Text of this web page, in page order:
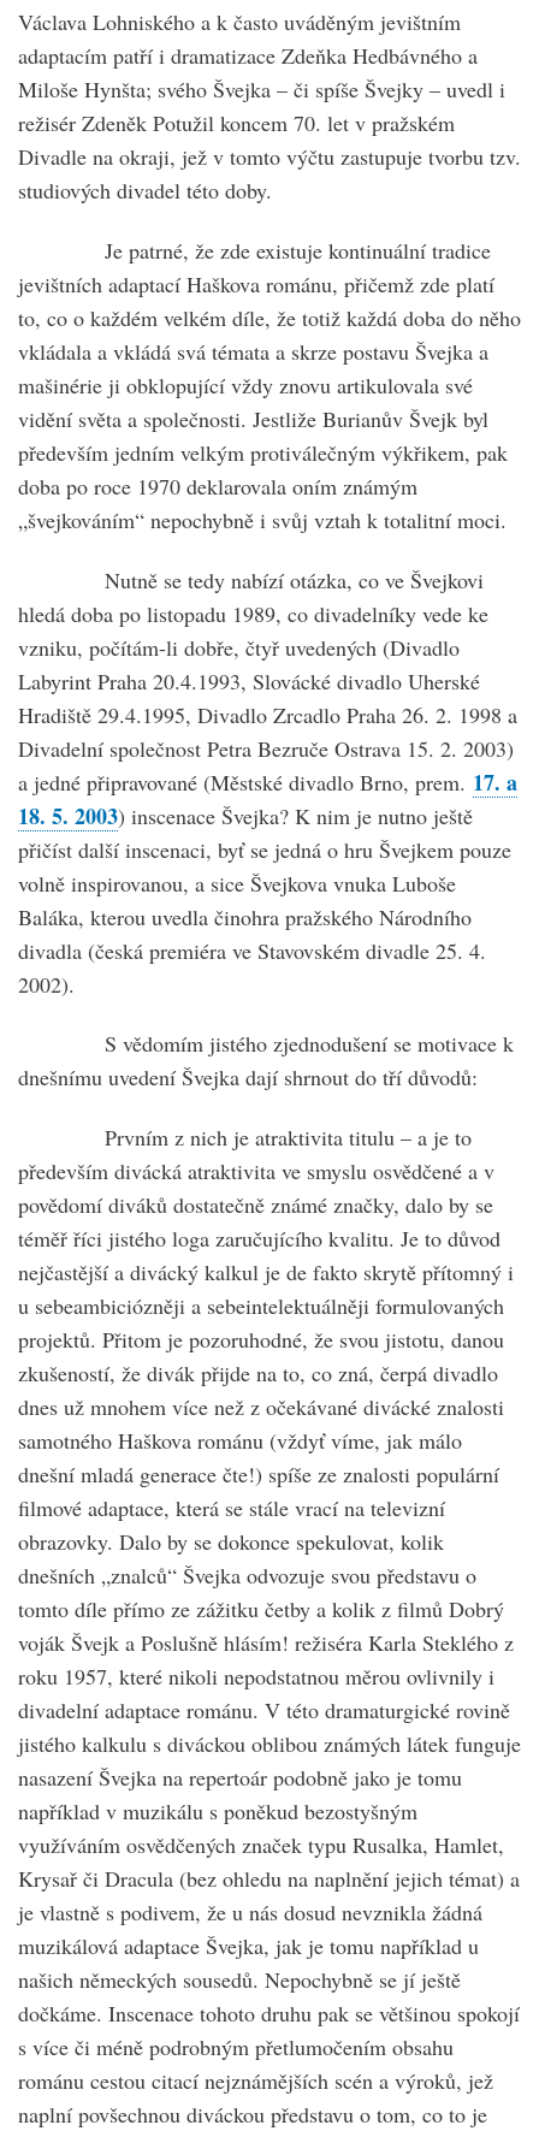
Václava Lohniského a k často uváděným jevištním
adaptacím patří i dramatizace Zdeňka Hedbávného a
Miloše Hynšta; svého Švejka – či spíše Švejky – uvedl i
režisér Zdeněk Potužil koncem 70. let v pražském
Divadle na okraji, jež v tomto výčtu zastupuje tvorbu tzv.
studiových divadel této doby.
Je patrné, že zde existuje kontinuální tradice
jevištních adaptací Haškova románu, přičemž zde platí
to, co o každém velkém díle, že totiž každá doba do něho
vkládala a vkládá svá témata a skrze postavu Švejka a
mašinérie ji obklopující vždy znovu artikulovala své
vidění světa a společnosti. Jestliže Burianův Švejk byl
především jedním velkým protiválečným výkřikem, pak
doba po roce 1970 deklarovala oním známým
„švejkováním“ nepochybně i svůj vztah k totalitní moci.
Nutně se tedy nabízí otázka, co ve Švejkovi
hledá doba po listopadu 1989, co divadelníky vede ke
vzniku, počítám-li dobře, čtyř uvedených (Divadlo
Labyrint Praha 20.4.1993, Slovácké divadlo Uherské
Hradiště 29.4.1995, Divadlo Zrcadlo Praha 26. 2. 1998 a
Divadelní společnost Petra Bezruče Ostrava 15. 2. 2003)
a jedné připravované (Městské divadlo Brno, prem. 17. a
18. 5. 2003) inscenace Švejka? K nim je nutno ještě
přičíst další inscenaci, byť se jedná o hru Švejkem pouze
volně inspirovanou, a sice Švejkova vnuka Luboše
Baláka, kterou uvedla činohra pražského Národního
divadla (česká premiéra ve Stavovském divadle 25. 4.
2002).
S vědomím jistého zjednodušení se motivace k
dnešnímu uvedení Švejka dají shrnout do tří důvodů:
Prvním z nich je atraktivita titulu – a je to
především divácká atraktivita ve smyslu osvědčené a v
povědomí diváků dostatečně známé značky, dalo by se
téměř říci jistého loga zaručujícího kvalitu. Je to důvod
nejčastější a divácký kalkul je de fakto skrytě přítomný i
u sebeambiciózněji a sebeintelektuálněji formulovaných
projektů. Přitom je pozoruhodné, že svou jistotu, danou
zkušeností, že divák přijde na to, co zná, čerpá divadlo
dnes už mnohem více než z očekávané divácké znalosti
samotného Haškova románu (vždyť víme, jak málo
dnešní mladá generace čte!) spíše ze znalosti populární
filmové adaptace, která se stále vrací na televizní
obrazovky. Dalo by se dokonce spekulovat, kolik
dnešních „znalců“ Švejka odvozuje svou představu o
tomto díle přímo ze zážitku četby a kolik z filmů Dobrý
voják Švejk a Poslušně hlásím! režiséra Karla Steklého z
roku 1957, které nikoli nepodstatnou měrou ovlivnily i
divadelní adaptace románu. V této dramaturgické rovině
jistého kalkulu s diváckou oblibou známých látek funguje
nasazení Švejka na repertoár podobně jako je tomu
například v muzikálu s poněkud bezostyšným
využíváním osvědčených značek typu Rusalka, Hamlet,
Krysař či Dracula (bez ohledu na naplnění jejich témat) a
je vlastně s podivem, že u nás dosud nevznikla žádná
muzikálová adaptace Švejka, jak je tomu například u
našich německých sousedů. Nepochybně se jí ještě
dočkáme. Inscenace tohoto druhu pak se většinou spokojí
s více či méně podrobným přetlumočením obsahu
románu cestou citací nejznámějších scén a výroků, jež
naplní povšechnou diváckou představu o tom, co to je